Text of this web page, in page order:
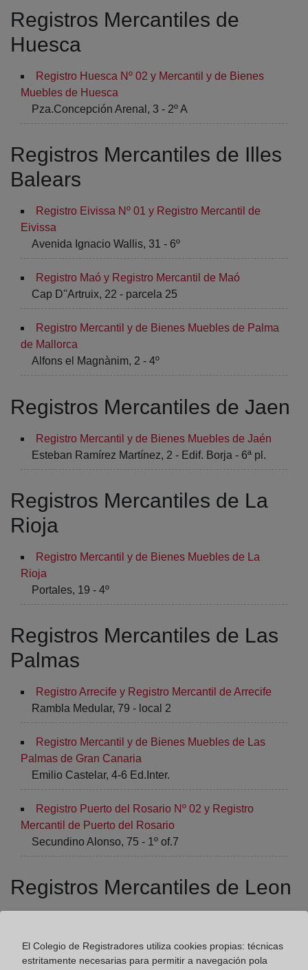
Registros Mercantiles de
Huesca
Registro Huesca Nº 02 y Mercantil y de Bienes
Muebles de Huesca
Pza.Concepción Arenal, 3 - 2º A
Registros Mercantiles de Illes
Balears
Registro Eivissa Nº 01 y Registro Mercantil de
Eivissa
Avenida Ignacio Wallis, 31 - 6º
Registro Maó y Registro Mercantil de Maó
Cap D''Artruix, 22 - parcela 25
Registro Mercantil y de Bienes Muebles de Palma
de Mallorca
Alfons el Magnànim, 2 - 4º
Registros Mercantiles de Jaen
Registro Mercantil y de Bienes Muebles de Jaén
Esteban Ramírez Martínez, 2 - Edif. Borja - 6ª pl.
Registros Mercantiles de La
Rioja
Registro Mercantil y de Bienes Muebles de La
Rioja
Portales, 19 - 4º
Registros Mercantiles de Las
Palmas
Registro Arrecife y Registro Mercantil de Arrecife
Rambla Medular, 79 - local 2
Registro Mercantil y de Bienes Muebles de Las
Palmas de Gran Canaria
Emilio Castelar, 4-6 Ed.Inter.
Registro Puerto del Rosario Nº 02 y Registro
Mercantil de Puerto del Rosario
Secundino Alonso, 75 - 1º of.7
Registros Mercantiles de Leon
El Colegio de Registradores utiliza cookies propias: técnicas
estritamente necesarias para permitir a navegación pola